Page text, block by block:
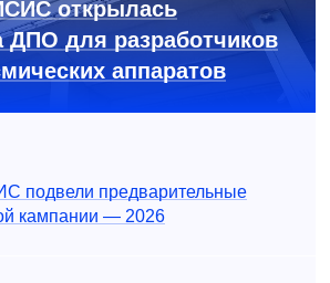
открылась
ДПО для разработчиков
аппаратов
подвели предварительные
кампании — 2026